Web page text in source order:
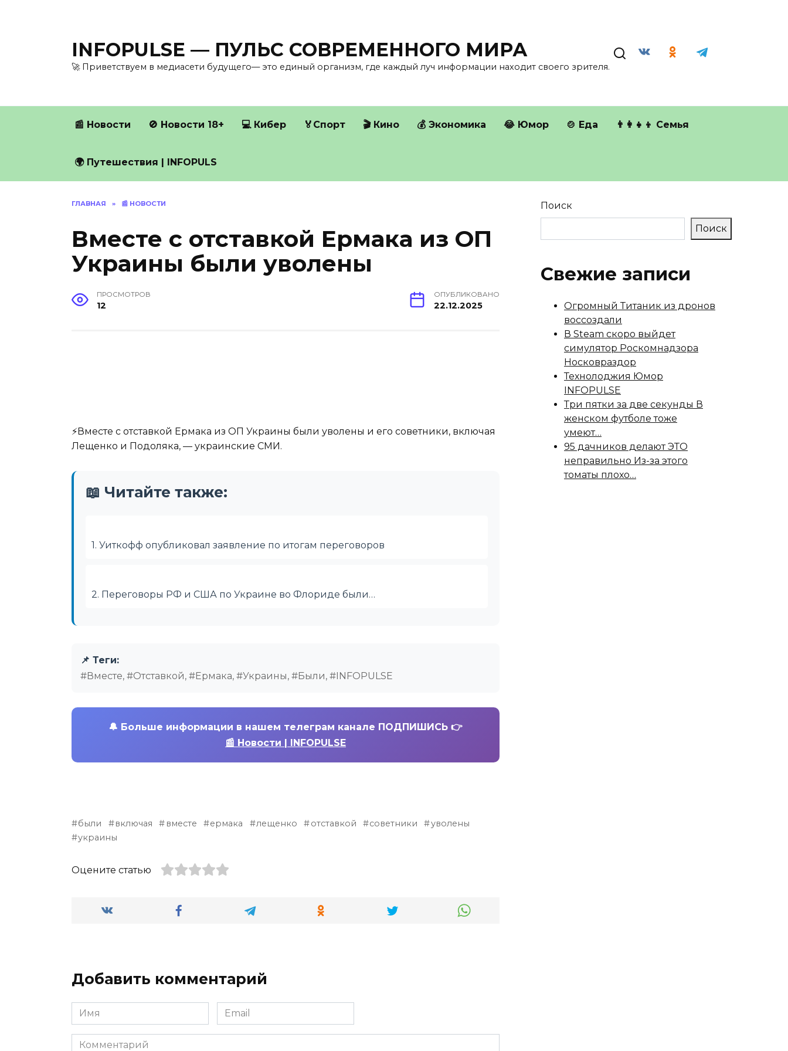
INFOPULSE — ПУЛЬС СОВРЕМЕННОГО МИРА
🚀 Приветствуем в медиасети будущего— это единый организм, где каждый луч информации находит своего зрителя.
📰 Новости 🚫 Новости 18+ 💻 Кибер 🏅Спорт 🎬 Кино 💰 Экономика 😂 Юмор 🍲 Еда 👨‍👩‍👧‍👦 Семья
🌍 Путешествия | INFOPULS
ГЛАВНАЯ » 📰 НОВОСТИ
Вместе с отставкой Ермака из ОП
Украины были уволены
ПРОСМОТРОВ
12
ОПУБЛИКОВАНО
22.12.2025
⚡️Вместе с отставкой Ермака из ОП Украины были уволены и его советники, включая
Лещенко и Подоляка, — украинские СМИ.
📖 Читайте также:
1. Уиткофф опубликовал заявление по итогам переговоров
2. Переговоры РФ и США по Украине во Флориде были…
📌 Теги:
#Вместе, #Отставкой, #Ермака, #Украины, #Были, #INFOPULSE
🔔 Больше информации в нашем телеграм канале ПОДПИШИСЬ 👉
📰 Новости | INFOPULSE
были включая вместе ермака лещенко отставкой советники
уволены
украины
Оцените статью
Добавить комментарий
Имя
*
Email
*
Комментарий
Поиск
Поиск
Свежие записи
Огромный Титаник из дронов
воссоздали
В Steam скоро выйдет
симулятор Роскомнадзора
Носковраздор
Технолоджия Юмор
INFOPULSE
Три пятки за две секунды В
женском футболе тоже
умеют…
95 дачников делают ЭТО
неправильно Из-за этого
томаты плохо…